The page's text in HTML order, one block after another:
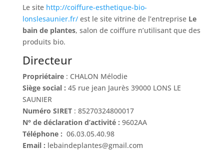
Le site http://coiffure-esthetique-bio-
lonslesaunier.fr/ est le site vitrine de l’entreprise Le
bain de plantes, salon de coiffure n’utilisant que des
produits bio.
Directeur
Propriétaire : CHALON Mélodie
Siège social : 45 rue jean Jaurès 39000 LONS LE
SAUNIER
Numéro SIRET: 85270324800017
N° de déclaration d’activité : 9602AA
Téléphone : 06.03.05.40.98
Email : lebaindeplantes@gmail.com